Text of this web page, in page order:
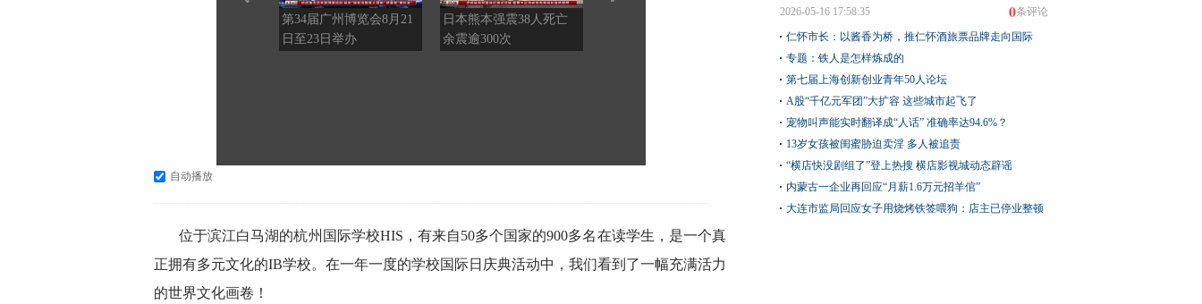
第34届广州博览会8月21
日至23日举办
日本熊本强震38人死亡
余震逾300次
深圳提升公共文化服务质
量迎APEC会议
2026凤凰之星上市公司评
选 聚焦AI赋能
自动播放
位于滨江白马湖的杭州国际学校HIS，有来自50多个国家的900多名在读学生，是一个真
正拥有多元文化的IB学校。在一年一度的学校国际日庆典活动中，我们看到了一幅充满活力
的世界文化画卷！
0条评论
2026-05-16 17:58:35
仁怀市长：以酱香为桥，推仁怀酒旅票品牌走向国际
专题：铁人是怎样炼成的
第七届上海创新创业青年50人论坛
A股“千亿元军团”大扩容 这些城市起飞了
宠物叫声能实时翻译成“人话” 准确率达94.6%？
13岁女孩被闺蜜胁迫卖淫 多人被追责
“横店快没剧组了”登上热搜 横店影视城动态辟谣
内蒙古一企业再回应“月薪1.6万元招羊倌”
大连市监局回应女子用烧烤铁签喂狗：店主已停业整顿